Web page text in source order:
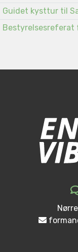
Guidet kysttur til
Bestyrelsesreferat